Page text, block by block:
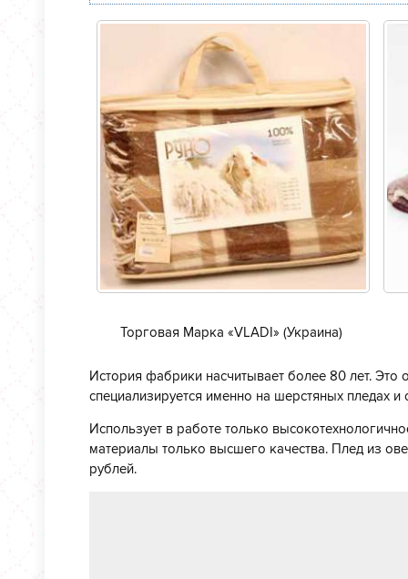
Торговая Марка «VLADI» (Украина)
История фабрики насчитывает более 80 лет.
специализируется именно на шерстяных пледах и
Использует в работе только
материалы только высшего качества. Плед из
рублей.